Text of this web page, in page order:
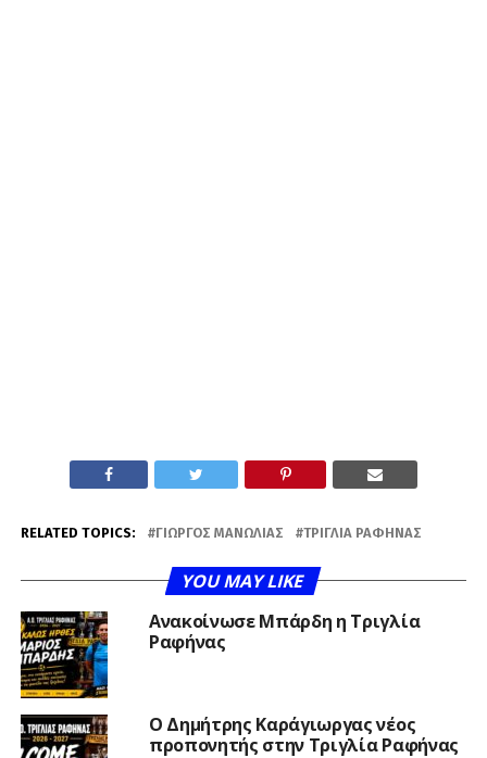
RELATED TOPICS: ΓΙΏΡΓΟΣ ΜΑΝΩΛΙΆΣ ΤΡΊΓΛΙΑ ΡΑΦΉΝΑΣ
YOU MAY LIKE
Ανακοίνωσε Μπάρδη η Τριγλία
Ραφήνας
Ο Δημήτρης Καράγιωργας νέος
προπονητής στην Τριγλία Ραφήνας